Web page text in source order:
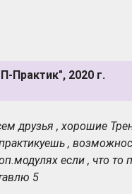
Практик", 2020 г.
друзья , хорошие
,
если , что то
5